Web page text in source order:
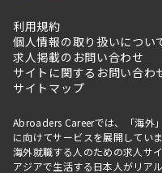
利用規約
個人情報の取り扱いについ
求人掲載のお問い合わせ
サイトに関するお問い合わ
サイトマップ
Abroaders Careerでは、「海外
に向けてサービスを展開していま
海外就職する人のための求人サ
アジアで生活する日本人がリア